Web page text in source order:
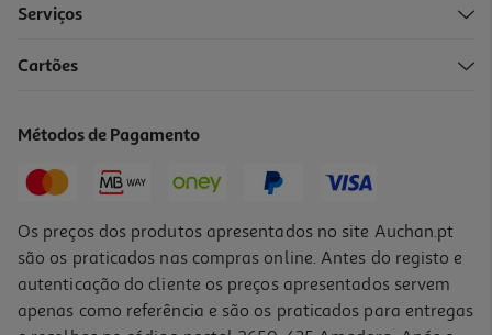
+0,10 € Depósito
Serviços
Cartões
Métodos de Pagamento
Os preços dos produtos apresentados no site Auchan.pt
são os praticados nas compras online. Antes do registo e
autenticação do cliente os preços apresentados servem
apenas como referência e são os praticados para entregas